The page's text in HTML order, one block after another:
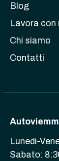
Blog
Lavora con
Chi siamo
Contatti
Lunedi-
Sabato: